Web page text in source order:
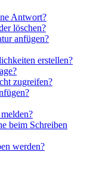
Antwort?
löschen?
anfügen?
erstellen?
zugreifen?
beim Schreiben
werden?